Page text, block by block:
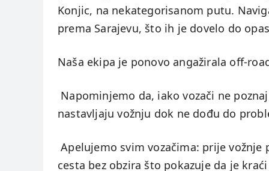
Konjic, na nekategorisanom putu.
prema Sarajevu, što ih je dovelo do
Naša ekipa je ponovo angažirala off-
Napominjemo da, iako vozači ne
nastavljaju vožnju dok ne dođu do
Apelujemo svim vozačima: prije
cesta bez obzira što pokazuje da je